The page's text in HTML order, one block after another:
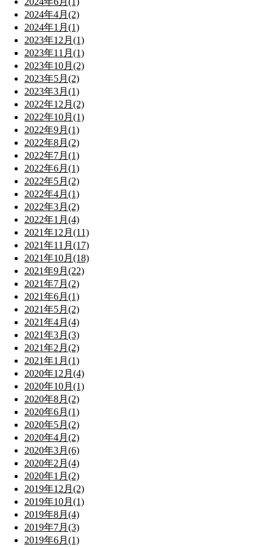
2024年4月(2)
2024年1月(1)
2023年12月(1)
2023年11月(1)
2023年10月(2)
2023年5月(2)
2023年3月(1)
2022年12月(2)
2022年10月(1)
2022年9月(1)
2022年8月(2)
2022年7月(1)
2022年6月(1)
2022年5月(2)
2022年4月(1)
2022年3月(2)
2022年1月(4)
2021年12月(11)
2021年11月(17)
2021年10月(18)
2021年9月(22)
2021年7月(2)
2021年6月(1)
2021年5月(2)
2021年4月(4)
2021年3月(3)
2021年2月(2)
2021年1月(1)
2020年12月(4)
2020年10月(1)
2020年8月(2)
2020年6月(1)
2020年5月(2)
2020年4月(2)
2020年3月(6)
2020年2月(4)
2020年1月(2)
2019年12月(2)
2019年10月(1)
2019年8月(4)
2019年7月(3)
2019年6月(1)